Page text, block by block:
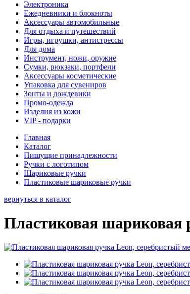
Электроника
Ежедневники и блокноты
Аксессуары автомобильные
Для отдыха и путешествий
Игры, игрушки, антистрессы
Для дома
Инструмент, ножи, оружие
Сумки, рюкзаки, портфели
Аксессуары косметические
Упаковка для сувениров
Зонты и дождевики
Промо-одежда
Изделия из кожи
VIP - подарки
Главная
Каталог
Пишущие принадлежности
Ручки с логотипом
Шариковые ручки
Пластиковые шариковые ручки
вернуться в каталог
Пластиковая шариковая